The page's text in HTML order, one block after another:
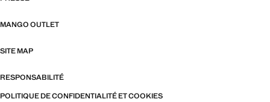
MANGO OUTLET
SITE MAP
RESPONSABILITÉ
POLITIQUE DE CONFIDENTIALITÉ ET COOKIES